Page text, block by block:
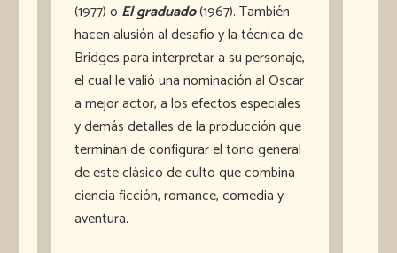
(1977) o El graduado(1967). También
hacen alusión al desafío y la técnica de
Bridges para interpretar a su personaje,
el cual le valió una nominación al Oscar
a mejor actor, a los efectos especiales
y demás detalles de la producción que
terminan de configurar el tono general
de este clásico de culto que combina
ciencia ficción, romance, comedia y
aventura.